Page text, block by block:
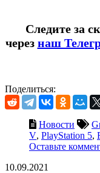
Следите за
через наш
Поделиться:
Новости
V, PlayStation 5,
Оставьте
10.09.2021